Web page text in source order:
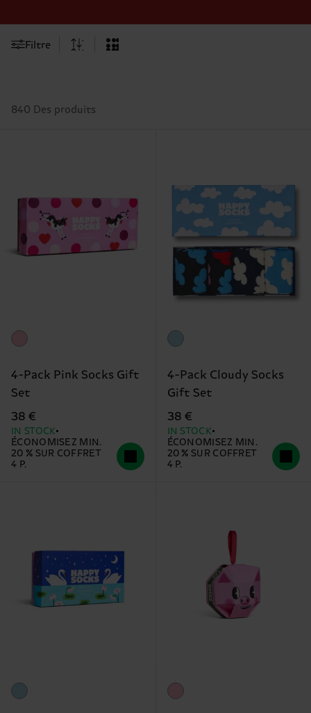
Filtre
840 Des produits
4-Pack Pink Socks Gift
Set
38 €
IN STOCK
ÉCONOMISEZ MIN.
20 % SUR COFFRET
4 P.
4-Pack Cloudy Socks
Gift Set
38 €
IN STOCK
ÉCONOMISEZ MIN.
20 % SUR COFFRET
4 P.